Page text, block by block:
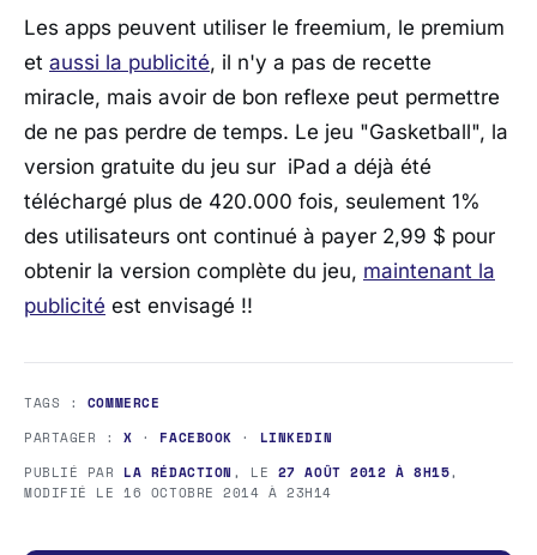
Les apps peuvent utiliser le freemium, le premium
et aussi la publicité, il n'y a pas de recette
miracle, mais avoir de bon reflexe peut permettre
de ne pas perdre de temps. Le jeu "Gasketball", la
version gratuite du jeu sur iPad a déjà été
téléchargé plus de 420.000 fois, seulement 1%
des utilisateurs ont continué à payer 2,99 $ pour
obtenir la version complète du jeu, maintenant la
publicité est envisagé !!
TAGS : COMMERCE
PARTAGER :X · FACEBOOK · LINKEDIN
PUBLIÉ PAR LA RÉDACTION , LE 27 AOÛT 2012 À 8H15,
MODIFIÉ LE16 OCTOBRE 2014 À 23H14